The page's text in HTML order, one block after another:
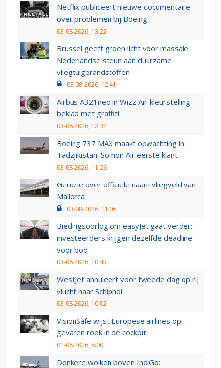
Netflix publiceert nieuwe documentaire
over problemen bij Boeing
03-08-2026, 13:22
Brussel geeft groen licht voor massale
Nederlandse steun aan duurzame
vliegtuigbrandstoffen
03-08-2026, 12:41
Airbus A321neo in Wizz Air-kleurstelling
beklad met graffiti
03-08-2026, 12:34
Boeing 737 MAX maakt opwachting in
Tadzjikistan: Somon Air eerste klant
03-08-2026, 11:26
Geruzie over officiële naam vliegveld van
Mallorca
03-08-2026, 11:06
Biedingsoorlog om easyJet gaat verder:
investeerders krijgen dezelfde deadline
voor bod
03-08-2026, 10:43
WestJet annuleert voor tweede dag op rij
vlucht naar Schiphol
03-08-2026, 10:02
VisionSafe wijst Europese airlines op
gevaren rook in de cockpit
01-08-2026, 8:00
Donkere wolken boven IndiGo: